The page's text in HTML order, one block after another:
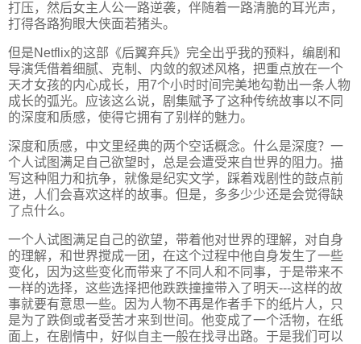
打压，然后女主人公一路逆袭，伴随着一路清脆的耳光声，
打得各路狗眼大侠面若猪头。
但是Netflix的这部《后翼弃兵》完全出乎我的预料，编剧和
导演凭借着细腻、克制、内敛的叙述风格，把重点放在一个
天才女孩的内心成长，用7个小时时间完美地勾勒出一条人物
成长的弧光。应该这么说，剧集赋予了这种传统故事以不同
的深度和质感，使得它拥有了别样的魅力。
深度和质感，中文里经典的两个空话概念。什么是深度？一
个人试图满足自己欲望时，总是会遭受来自世界的阻力。描
写这种阻力和抗争，就像是纪实文学，踩着戏剧性的鼓点前
进，人们会喜欢这样的故事。但是，多多少少还是会觉得缺
了点什么。
一个人试图满足自己的欲望，带着他对世界的理解，对自身
的理解，和世界搅成一团，在这个过程中他自身发生了一些
变化，因为这些变化而带来了不同人和不同事，于是带来不
一样的选择，这些选择把他跌跌撞撞带入了明天---这样的故
事就要有意思一些。因为人物不再是作者手下的纸片人，只
是为了跌倒或者受苦才来到世间。他变成了一个活物，在纸
面上，在剧情中，好似自主一般在找寻出路。于是我们可以